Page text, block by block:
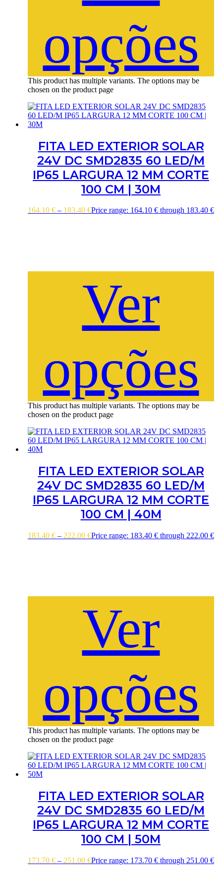
opções
This product has multiple variants. The options may be
chosen on the product page
FITA LED EXTERIOR SOLAR
24V DC SMD2835 60 LED/M
IP65 LARGURA 12 MM CORTE
100 CM | 30M
164.10 € – 183.40 €Price range: 164.10 € through 183.40 €
Ver
opções
This product has multiple variants. The options may be
chosen on the product page
FITA LED EXTERIOR SOLAR
24V DC SMD2835 60 LED/M
IP65 LARGURA 12 MM CORTE
100 CM | 40M
183.40 € – 222.00 €Price range: 183.40 € through 222.00 €
Ver
opções
This product has multiple variants. The options may be
chosen on the product page
FITA LED EXTERIOR SOLAR
24V DC SMD2835 60 LED/M
IP65 LARGURA 12 MM CORTE
100 CM | 50M
173.70 € – 251.00 €Price range: 173.70 € through 251.00 €